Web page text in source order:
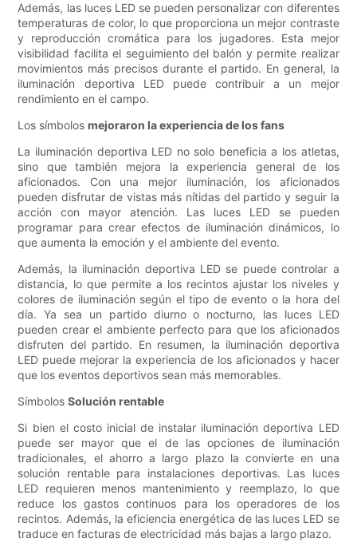
Además, las luces LED se pueden personalizar con diferentes
temperaturas de color, lo que proporciona un mejor contraste
y reproducción cromática para los jugadores. Esta mejor
visibilidad facilita el seguimiento del balón y permite realizar
movimientos más precisos durante el partido. En general, la
iluminación deportiva LED puede contribuir a un mejor
rendimiento en el campo.
Los símbolosmejoraron la experiencia de los fans
La iluminación deportiva LED no solo beneficia a los atletas,
sino que también mejora la experiencia general de los
aficionados. Con una mejor iluminación, los aficionados
pueden disfrutar de vistas más nítidas del partido y seguir la
acción con mayor atención. Las luces LED se pueden
programar para crear efectos de iluminación dinámicos, lo
que aumenta la emoción y el ambiente del evento.
Además, la iluminación deportiva LED se puede controlar a
distancia, lo que permite a los recintos ajustar los niveles y
colores de iluminación según el tipo de evento o la hora del
día. Ya sea un partido diurno o nocturno, las luces LED
pueden crear el ambiente perfecto para que los aficionados
disfruten del partido. En resumen, la iluminación deportiva
LED puede mejorar la experiencia de los aficionados y hacer
que los eventos deportivos sean más memorables.
SímbolosSolución rentable
Si bien el costo inicial de instalar iluminación deportiva LED
puede ser mayor que el de las opciones de iluminación
tradicionales, el ahorro a largo plazo la convierte en una
solución rentable para instalaciones deportivas. Las luces
LED requieren menos mantenimiento y reemplazo, lo que
reduce los gastos continuos para los operadores de los
recintos. Además, la eficiencia energética de las luces LED se
traduce en facturas de electricidad más bajas a largo plazo.